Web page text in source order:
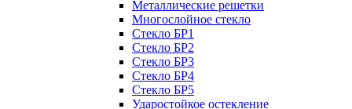
Металлические решетки
Многослойное стекло
Стекло БР1
Стекло БР2
Стекло БР3
Стекло БР4
Стекло БР5
Ударостойкое остекление